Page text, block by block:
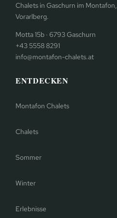
Chalets in Gaschurn im Montafon,
Vorarlberg.
Motta 15b · 6793 Gaschurn
+43 5558 8291
info@montafon-chalets.at
ENTDECKEN
Montafon Chalets
Chalets
Sommer
Winter
Erlebnisse